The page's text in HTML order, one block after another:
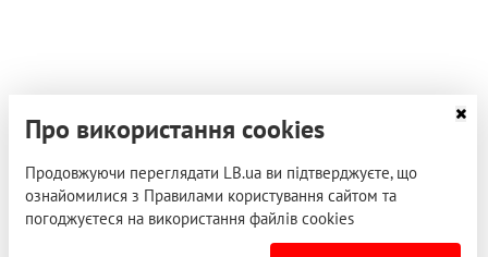
Про використання cookies
Продовжуючи переглядати LB.ua ви підтверджуєте, що
ознайомилися з Правилами користування сайтом та
погоджуєтеся на використання файлів cookies